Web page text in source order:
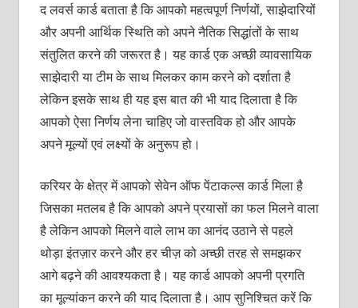
द लवर्स कार्ड बताता है कि आपको महत्‍वपूर्ण निर्णयों, साझेदारियों
और अपनी आर्थिक स्थिति को अपने नैतिक सिद्धांतों के साथ
संतुलित करने की जरूरत है। यह कार्ड एक अच्‍छी व्‍यावसायिक
साझेदारी या टीम के साथ मिलकर काम करने को दर्शाता है
लेकिन इसके साथ ही यह इस बात की भी याद दिलाता है कि
आपको ऐसा निर्णय लेना चाहिए जो वास्‍तविक हो और आपके
अपने मूल्‍यों एवं लक्ष्‍यों के अनुरूप हो।
करियर के क्षेत्र में आपको सेवेन ऑफ पेंटाकल्‍स कार्ड मिला है
जिसका मतलब है कि आपको अपने प्रयासों का फल मिलने वाला
है लेकिन आपको मिलने वाले लाभ का आनंद उठाने से पहले
थोड़ा इंतज़ार करने और हर चीज़ को अच्‍छी तरह से समझकर
आगे बढ़ने की आवश्‍यकता है। यह कार्ड आपको अपनी प्रगति
का मूल्‍यांकन करने की याद दिलाता है। आप सुनिश्‍चित करें कि